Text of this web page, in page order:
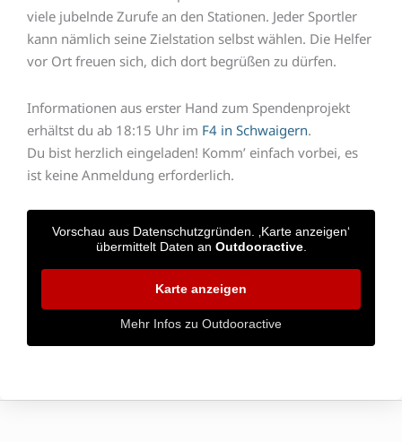
viele jubelnde Zurufe an den Stationen. Jeder Sportler
kann nämlich seine Zielstation selbst wählen. Die Helfer
vor Ort freuen sich, dich dort begrüßen zu dürfen.
Informationen aus erster Hand zum Spendenprojekt
erhältst du ab 18:15 Uhr im F4 in Schwaigern.
Du bist herzlich eingeladen! Komm’ einfach vorbei, es
ist keine Anmeldung erforderlich.
Vorschau aus Datenschutzgründen. ‚Karte anzeigen‘
übermittelt Daten an Outdooractive.
Karte anzeigen
Mehr Infos zu Outdooractive